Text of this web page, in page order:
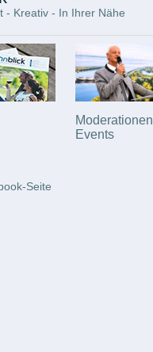
- Kreativ - In Ihrer Nähe
Moderationen
Events
Seite